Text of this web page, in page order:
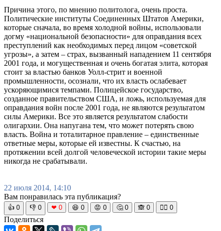
Причина этого, по мнению политолога, очень проста.
Политические институты Соединенных Штатов Америки,
которые сначала, во время холодной войны, использовали
догму «национальной безопасности» для оправдания всех
преступлений как необходимых перед лицом «советской
угрозы», а затем – страх, вызванный нападением 11 сентября
2001 года, и могущественная и очень богатая элита, которая
стоит за властью банков Уолл-стрит и военной
промышленности, осознали, что их власть ослабевает
ускоряющимися темпами. Полицейское государство,
созданное правительством США, и ложь, используемая для
оправдания войн после 2001 года, не являются результатом
силы Америки. Все это является результатом слабости
олигархии. Она напугана тем, что может потерять свою
власть. Война и тоталитарное правление – единственные
ответные меры, которые ей известны. К счастью, на
протяжении всей долгой человеческой истории такие меры
никогда не срабатывали.
22 июля 2014, 14:10
Вам понравилась эта публикация?
👍 0 👎 0 ❤ 0 😆 0 😡 0 🤔 0 🙈 0 🧘‍♀️ 0
Поделиться